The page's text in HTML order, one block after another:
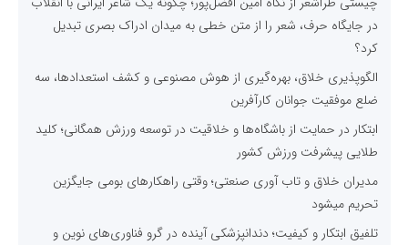
در جایگاه حرف، شعر را از متن خطی به میدان ادراک بصری تبدیل
کرد؟
الگوپذیری خلاق، بهره‌گیری از هوش مصنوعی و کشف استعدادها، سه
ضلع موفقیت جوانان کارآفرین
ابتکار در حمایت از باشگاه‌ها و خلاقیت در توسعه ورزش همگانی؛ کلید
طلایی پیشرفت ورزش کشور
مدیران خلاق و تاب آوری صنعتی؛ وقتی راهکارهای بومی جایگزین
تحریم میشود
تلفیق ابتکار و کیفیت؛ دندانپزشکی آینده در گرو فناوری‌های نوین و